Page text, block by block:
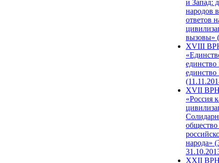
и Запад:
народов
ответов
вызовы»
XVIII
единство
единство
XVII
«Россия
народа»
XXII